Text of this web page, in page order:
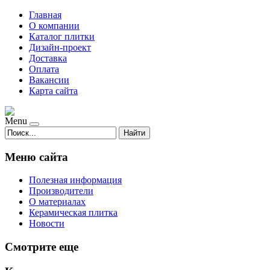
Главная
О компании
Каталог плитки
Дизайн-проект
Доставка
Оплата
Вакансии
Карта сайта
Menu
Найти
Меню сайта
Полезная информация
Производители
О материалах
Керамическая плитка
Новости
Смотрите еще